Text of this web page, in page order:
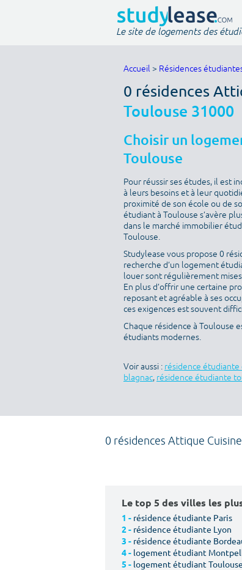
Le site de logements des
Accueil > Résidences
0 résidences
Toulouse 31000
Choisir un
Toulouse
Pour réussir ses études, il est
à leurs besoins et à leur
proximité de son école ou de
étudiant à Toulouse s’avère
dans le marché immobilier
Toulouse.
Studylease vous propose 0
recherche d’un logement
louer sont régulièrement
En plus d’offrir une certaine
reposant et agréable à ses
ces exigences est souvent
Chaque résidence à Toulouse
étudiants modernes.
Voir aussi : résidence étudiante
blagnac, résidence étudiante
0 résidences Attique
Le top 5 des villes les
1 - résidence étudiante Paris
2 - résidence étudiante Lyon
3 - résidence étudiante
4 - logement étudiant
5 - logement étudiant Toulouse